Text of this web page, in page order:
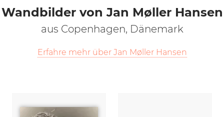
Wandbilder von Jan Møller Hansen
aus Copenhagen, Dänemark
Erfahre mehr über Jan Møller Hansen